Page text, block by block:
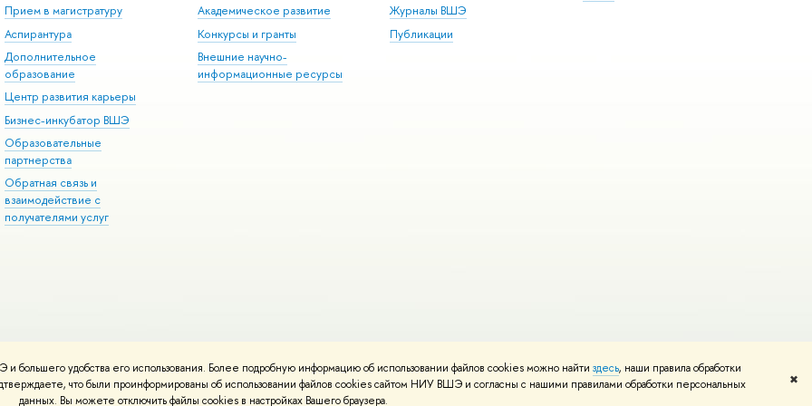
удобства его использования. Более подробную информацию об использовании файлов cookies можно найти здесь, наши правила обработки
что были проинформированы об использовании файлов cookies сайтом НИУ ВШЭ и согласны с нашими правилами обработки персональных
данных. Вы можете отключить файлы cookies в настройках Вашего браузера.
✖
Прием в магистратуру
Аспирантура
Дополнительное
образование
Центр развития карьеры
Бизнес-инкубатор ВШЭ
Образовательные
партнерства
Обратная связь и
взаимодействие с
получателями услуг
Академическое развитие
Конкурсы и гранты
Внешние научно-
информационные ресурсы
Журналы ВШЭ
Публикации
Редактору
Условия использования материалов Политика конфиденциальности Карта сайта
вШколе дизайна НИУ ВШЭ